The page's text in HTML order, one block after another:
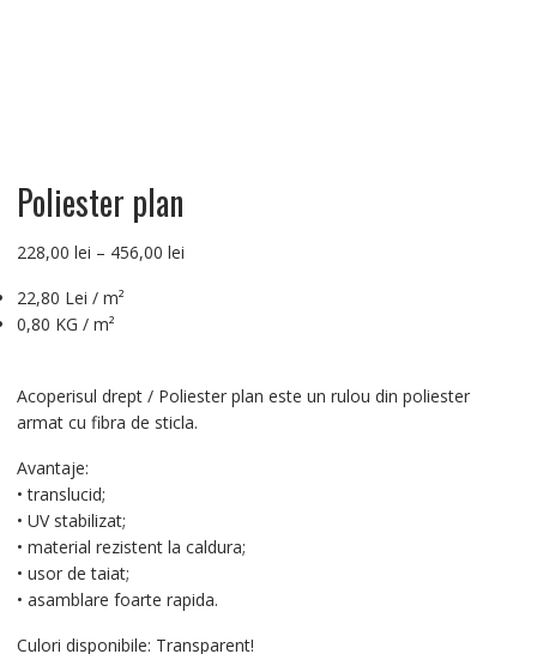
Poliester plan
228,00 lei – 456,00 leiInterval
456,00 lei
22,80 Lei / m²
0,80 KG / m²
Acoperisul drept / Poliester plan este un rulou din poliester
armat cu fibra de sticla.
Avantaje:
• translucid;
• UV stabilizat;
• material rezistent la caldura;
• usor de taiat;
• asamblare foarte rapida.
Culori disponibile: Transparent!